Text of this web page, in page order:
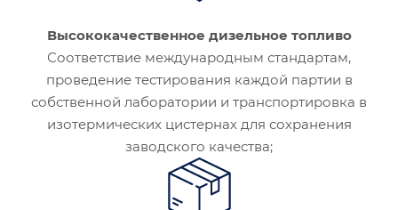
Высококачественное дизельное топливо
Соответствие международным стандартам,
проведение тестирования каждой партии в
собственной лаборатории и транспортировка в
изотермических цистернах для сохранения
заводского качества;